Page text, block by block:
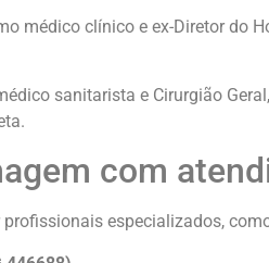
médico clínico e ex-Diretor do
sanitarista e Cirurgião
com
especializados,